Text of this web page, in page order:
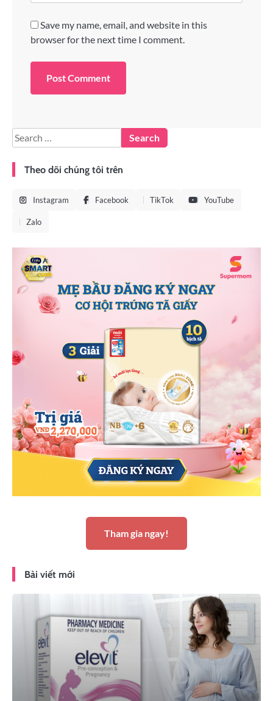
Save my name, email, and website in this
browser for the next time I comment.
Theo dõi chúng tôi trên
Instagram Facebook TikTok YouTube
Zalo
Tham gia ngay!
Bài viết mới